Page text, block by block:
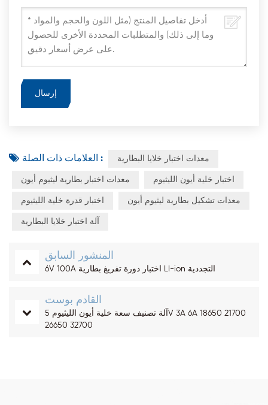
العلامات ذات الصلة : معدات اختبار خلايا البطارية
معدات اختبار بطارية ليثيوم أيون اختبار خلية أيون الليثيوم
اختبار قدرة خلية الليثيوم معدات تشكيل بطارية ليثيوم أيون
آلة اختبار خلايا البطارية
المنشور السابق
6V 100A اختبار دورة تفريغ بطارية LI-ion التجددية
القادم بوست
آلة تصنيف سعة خلية أيون الليثيوم 5V 3A 6A 18650 21700
26650 32700